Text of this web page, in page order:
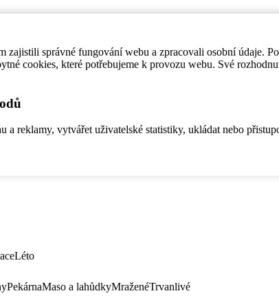
správné fungování webu a zpracovali osobní údaje.
cookies, které potřebujeme k provozu webu. Své
reklamy, vytvářet uživatelské statistiky, ukládat nebo
Léto
PekárnaMaso a lahůdkyMraženéTrvanlivé